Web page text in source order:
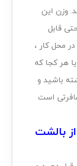
وزن این
قابل
محل کار ،
هر کجا که
باشید و
است
بالشت